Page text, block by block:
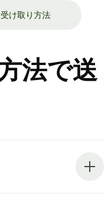
受け取り方法
法で送